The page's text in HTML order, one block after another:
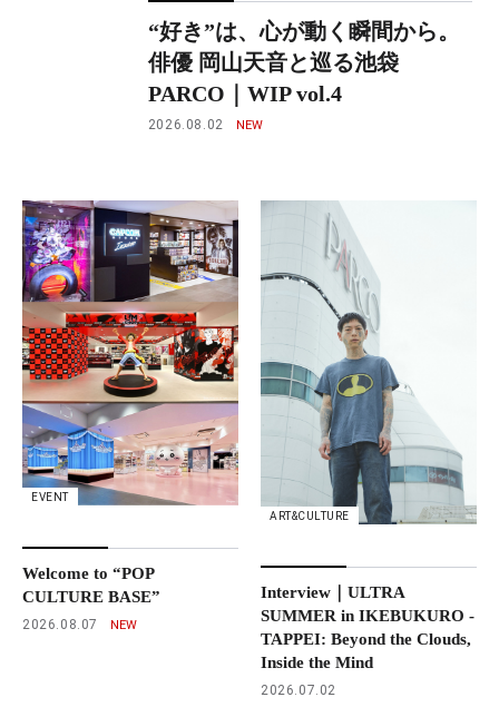
“好き”は、心が動く瞬間から。
俳優 岡山天音と巡る池袋
PARCO｜WIP vol.4
2026.08.02
EVENT
Welcome to “POP
CULTURE BASE”
2026.08.07
ART&CULTURE
Interview｜ULTRA
SUMMER in IKEBUKURO -
TAPPEI: Beyond the Clouds,
Inside the Mind
2026.07.02